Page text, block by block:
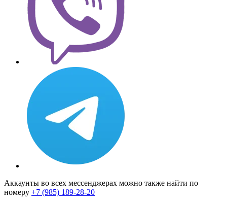
Аккаунты во всех мессенджерах можно также найти по
номеру +7 (985) 189-28-20